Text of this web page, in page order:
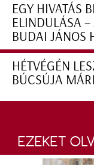
EGY HIVATÁS
ELINDULÁSA –
BUDAI JÁNOS
HÉTVÉGÉN
BÚCSÚJA
EZEKET